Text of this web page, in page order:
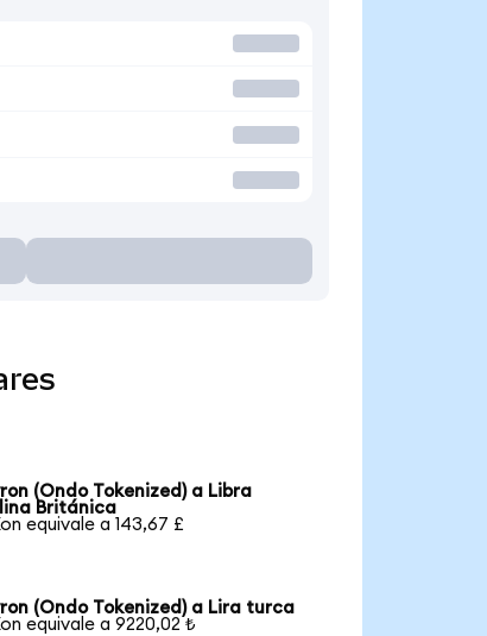
(Ondo Tokenized) a Libra
Británica
equivale a 143,67 £
(Ondo Tokenized) a Lira turca
equivale a 9220,02 ₺